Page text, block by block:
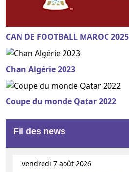
CAN DE FOOTBALL MAROC 2025
Chan Algérie 2023
Coupe du monde Qatar 2022
Fil des news
vendredi 7 août 2026